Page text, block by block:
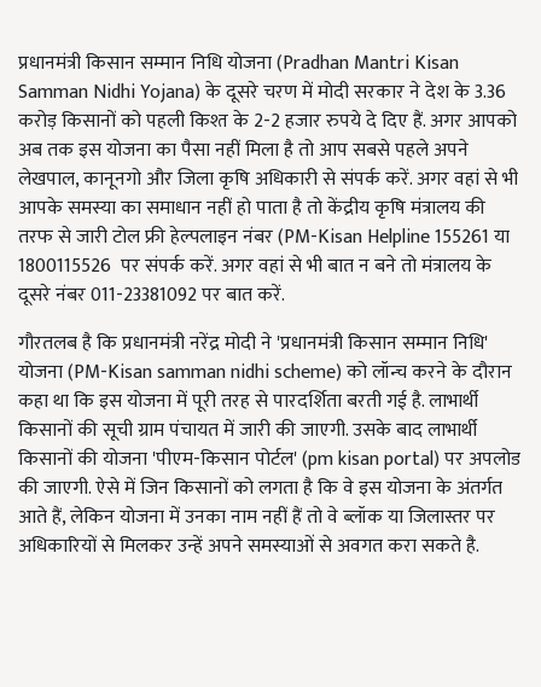
प्रधानमंत्री किसान सम्मान निधि योजना (Pradhan Mantri Kisan
Samman Nidhi Yojana) के दूसरे चरण में मोदी सरकार ने देश के 3.36
करोड़ किसानों को पहली किश्त के 2-2 हजार रुपये दे दिए हैं. अगर आपको
अब तक इस योजना का पैसा नहीं मिला है तो आप सबसे पहले अपने
लेखपाल, कानूनगो और जिला कृषि अधिकारी से संपर्क करें. अगर वहां से भी
आपके समस्या का समाधान नहीं हो पाता है तो केंद्रीय कृषि मंत्रालय की
तरफ से जारी टोल फ्री हेल्पलाइन नंबर (PM-Kisan Helpline 155261 या
1800115526 पर संपर्क करें. अगर वहां से भी बात न बने तो मंत्रालय के
दूसरे नंबर 011-23381092 पर बात करें.
गौरतलब है कि प्रधानमंत्री नरेंद्र मोदी ने 'प्रधानमंत्री किसान सम्मान निधि'
योजना (PM-Kisan samman nidhi scheme) को लॉन्च करने के दौरान
कहा था कि इस योजना में पूरी तरह से पारदर्शिता बरती गई है. लाभार्थी
किसानों की सूची ग्राम पंचायत में जारी की जाएगी. उसके बाद लाभार्थी
किसानों की योजना 'पीएम-किसान पोर्टल' (pm kisan portal) पर अपलोड
की जाएगी. ऐसे में जिन किसानों को लगता है कि वे इस योजना के अंतर्गत
आते हैं, लेकिन योजना में उनका नाम नहीं हैं तो वे ब्लॉक या जिलास्तर पर
अधिकारियों से मिलकर उन्हें अपने समस्याओं से अवगत करा सकते है.